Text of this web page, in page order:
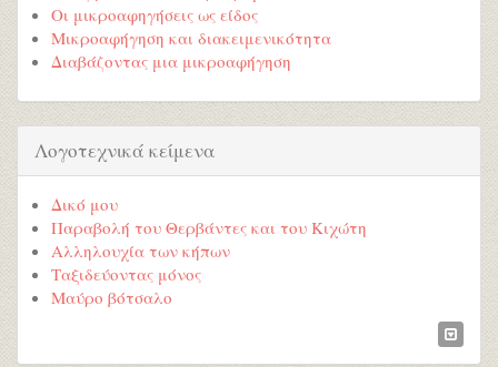
Οι μικροαφηγήσεις ως είδος
Μικροαφήγηση και διακειμενικότητα
Διαβάζοντας μια μικροαφήγηση
Λογοτεχνικά κείμενα
Δικό μου
Παραβολή του Θερβάντες και του Κιχώτη
Αλληλουχία των κήπων
Ταξιδεύοντας μόνος
Μαύρο βότσαλο